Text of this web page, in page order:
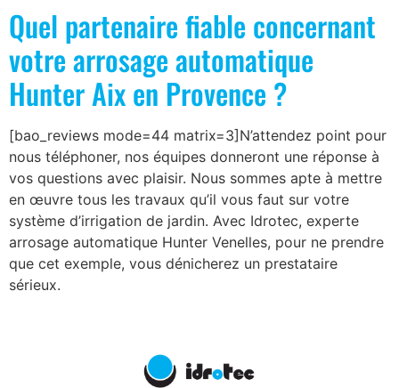
Quel partenaire fiable concernant
votre arrosage automatique
Hunter Aix en Provence ?
[bao_reviews mode=44 matrix=3]N’attendez point pour
nous téléphoner, nos équipes donneront une réponse à
vos questions avec plaisir. Nous sommes apte à mettre
en œuvre tous les travaux qu’il vous faut sur votre
système d’irrigation de jardin. Avec Idrotec, experte
arrosage automatique Hunter Venelles, pour ne prendre
que cet exemple, vous dénicherez un prestataire
sérieux.